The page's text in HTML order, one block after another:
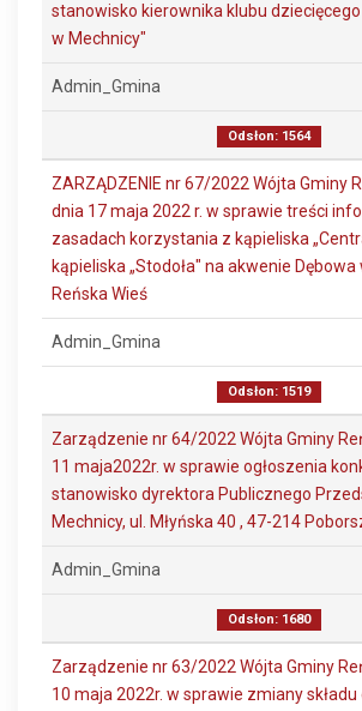
stanowisko kierownika klubu
w Mechnicy"
Admin_Gmina
Odsłon: 1564
ZARZĄDZENIE nr 67/2022 Wójta Gminy
dnia 17 maja 2022 r. w sprawie treści
zasadach korzystania z kąpieliska
kąpieliska „Stodoła" na akwenie
Reńska Wieś
Admin_Gmina
Odsłon: 1519
Zarządzenie nr 64/2022 Wójta Gminy
11 maja2022r. w sprawie ogłoszenia
stanowisko dyrektora Publicznego
Mechnicy, ul. Młyńska 40 , 47-214
Admin_Gmina
Odsłon: 1680
Zarządzenie nr 63/2022 Wójta Gminy
10 maja 2022r. w sprawie zmiany